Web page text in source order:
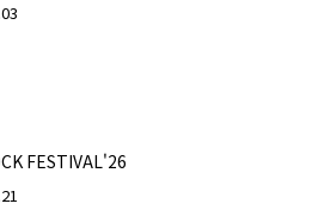
FESTIVAL'26